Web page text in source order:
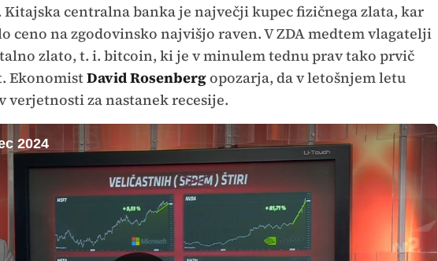
Kitajska centralna banka je največji kupec fizičnega zlata, kar
ceno na zgodovinsko najvišjo raven. V ZDA medtem vlagatelji
zlato, t. i. bitcoin, ki je v minulem tednu prav tako prvič
EkonomistDavid Rosenbergopozarja, da v letošnjem letu
verjetnosti za nastanek recesije.
2024